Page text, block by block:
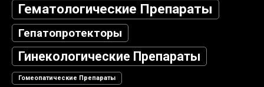
Гематологические Препараты
Гепатопротекторы
Гинекологические Препараты
Гомеопатические Препараты